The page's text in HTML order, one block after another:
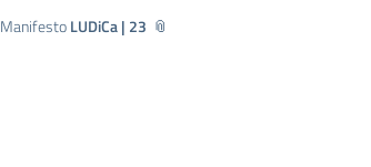
ManifestoLUDiCa | 23